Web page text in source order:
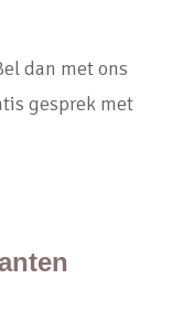
dan met ons
gesprek met